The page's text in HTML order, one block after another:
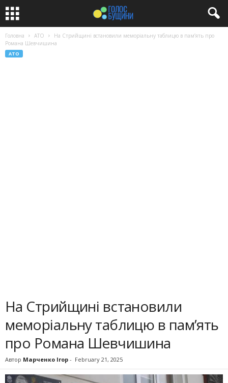
Головна АТО
На Стрийщині встановили меморіальну таблицю в пам’ять про
Романа Шевчишина
АТО
На Стрийщині встановили
меморіальну таблицю в пам’ять
про Романа Шевчишина
Автор Марченко Ігор - February 21, 2025